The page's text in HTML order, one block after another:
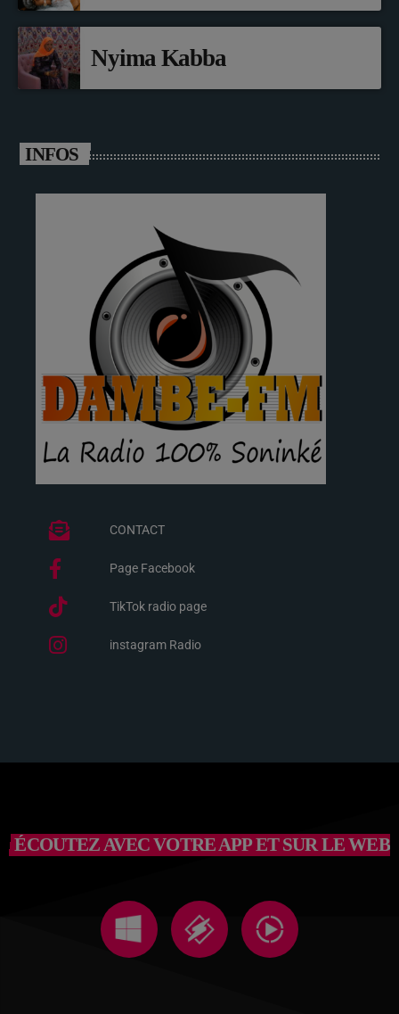
Nyima Kabba
INFOS
CONTACT
Page Facebook
TikTok radio page
instagram Radio
ÉCOUTEZ AVEC VOTRE APP ET SUR LE WEB